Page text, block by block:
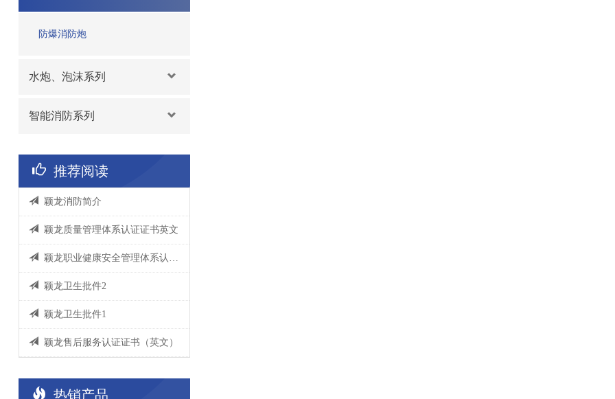
防爆消防炮
水炮、泡沫系列
智能消防系列
推荐阅读
颖龙消防简介
颖龙质量管理体系认证证书英文
颖龙职业健康安全管理体系认证证书英文
颖龙卫生批件2
颖龙卫生批件1
颖龙售后服务认证证书（英文）
热销产品